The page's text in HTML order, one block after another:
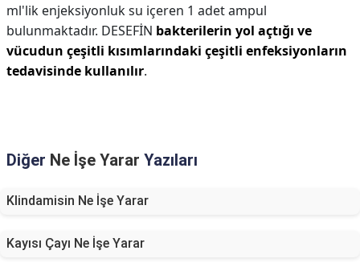
ml'lik enjeksiyonluk su içeren 1 adet ampul
bulunmaktadır. DESEFİN bakterilerin yol açtığı ve
vücudun çeşitli kısımlarındaki çeşitli enfeksiyonların
tedavisinde kullanılır.
Diğer Ne İşe Yarar Yazıları
Klindamisin Ne İşe Yarar
Kayısı Çayı Ne İşe Yarar